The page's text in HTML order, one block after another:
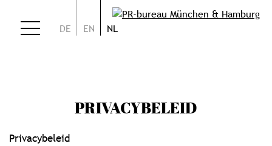
DE EN NL
PRIVACYBELEID
Privacybeleid